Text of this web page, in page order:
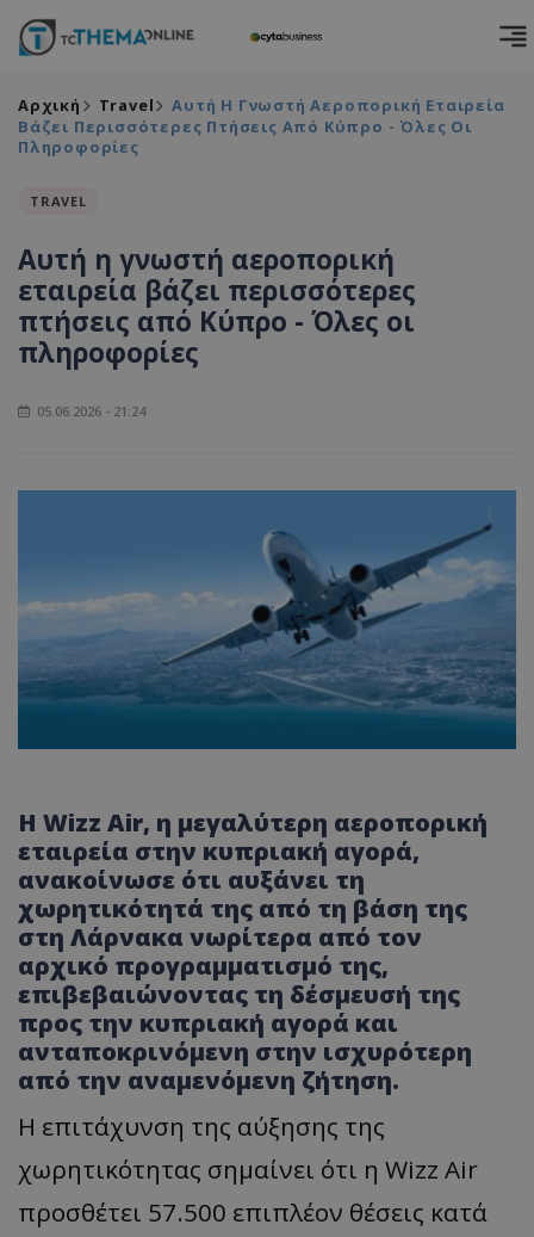
Αρχική Travel
Αυτή Η Γνωστή Αεροπορική Εταιρεία
Βάζει Περισσότερες Πτήσεις Από Κύπρο - Όλες Οι
Πληροφορίες
TRAVEL
Αυτή η γνωστή αεροπορική
εταιρεία βάζει περισσότερες
πτήσεις από Κύπρο - Όλες οι
πληροφορίες
05.06.2026 - 21:24
Η Wizz Air, η μεγαλύτερη αεροπορική
εταιρεία στην κυπριακή αγορά,
ανακοίνωσε ότι αυξάνει τη
χωρητικότητά της από τη βάση της
στη Λάρνακα νωρίτερα από τον
αρχικό προγραμματισμό της,
επιβεβαιώνοντας τη δέσμευσή της
προς την κυπριακή αγορά και
ανταποκρινόμενη στην ισχυρότερη
από την αναμενόμενη ζήτηση.
Η επιτάχυνση της αύξησης της
χωρητικότητας σημαίνει ότι η Wizz Air
προσθέτει 57.500 επιπλέον θέσεις κατά